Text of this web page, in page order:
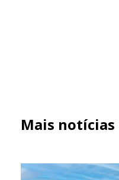
Mais notícias